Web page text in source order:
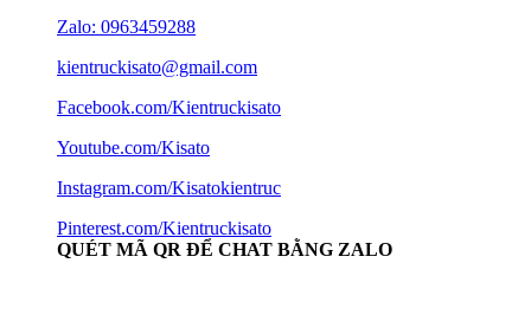
Zalo: 0963459288
kientruckisato@gmail.com
Facebook.com/Kientruckisato
Youtube.com/Kisato
Instagram.com/Kisatokientruc
Pinterest.com/Kientruckisato
QUÉT MÃ QR ĐỂ CHAT BẰNG ZALO